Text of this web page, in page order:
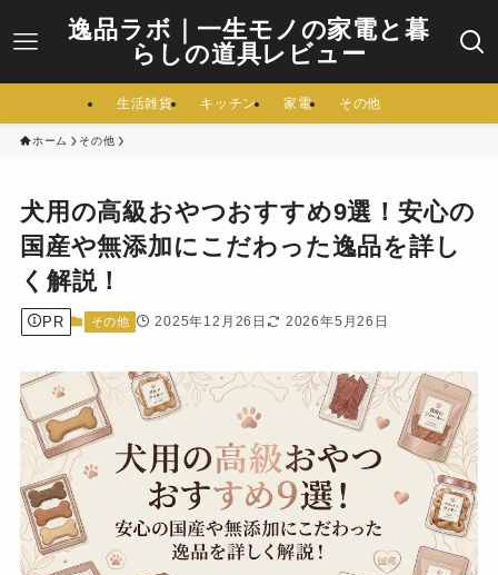
逸品ラボ｜一生モノの家電と暮
らしの道具レビュー
生活雑貨 キッチン 家電 その他
ホーム その他
犬用の高級おやつおすすめ9選！安心の
国産や無添加にこだわった逸品を詳し
く解説！
PR その他 2025年12月26日 2026年5月26日